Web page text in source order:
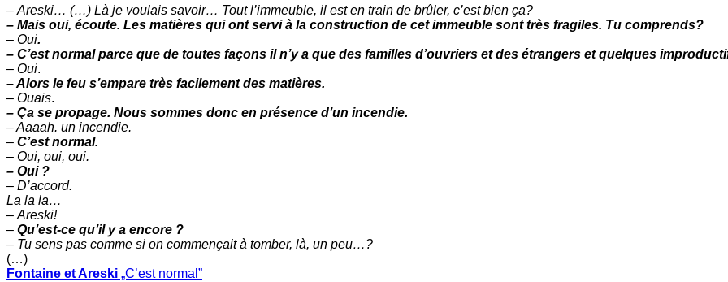
– Areski… (…) Là je voulais savoir… Tout l’immeuble, il est en train de brûler, c’est bien ça?
– Mais oui, écoute. Les matières qui ont servi à la construction de cet immeuble sont très fragiles. Tu comprends?
– Oui.
– C’est normal parce que de toutes façons il n’y a que des familles d’ouvriers et des étrangers et quelques
– Oui.
– Alors le feu s’empare très facilement des matières.
– Ouais.
– Ça se propage. Nous sommes donc en présence d’un incendie.
– Aaaah. un incendie.
– C’est normal.
– Oui, oui, oui.
– Oui ?
– D’accord.
La la la…
– Areski!
– Qu’est-ce qu’il y a encore ?
– Tu sens pas comme si on commençait à tomber, là, un peu…?
(…)
Fontaine et Areski „C’est normal”